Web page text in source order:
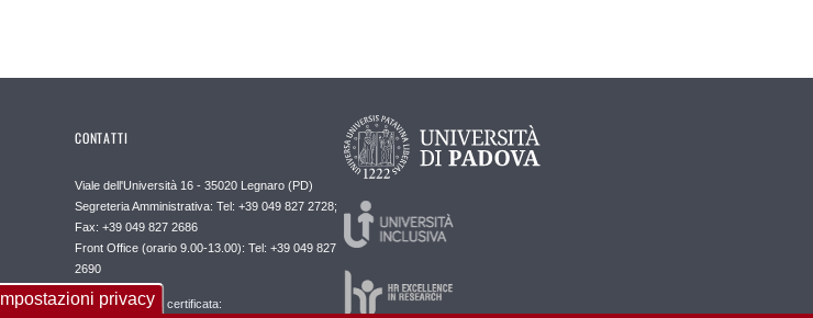
CONTATTI
Viale dell'Università 16 - 35020 Legnaro (PD)
Segreteria Amministrativa: Tel: +39 049 827 2728;
Fax: +39 049 827 2686
Front Office (orario 9.00-13.00): Tel: +39 049 827
2690
Posta elettronica certificata:
Impostazioni privacy